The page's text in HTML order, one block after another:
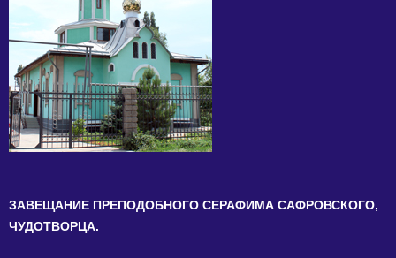
ЗАВЕЩАНИЕ ПРЕПОДОБНОГО СЕРАФИМА САФРОВСКОГО,
ЧУДОТВОРЦА.